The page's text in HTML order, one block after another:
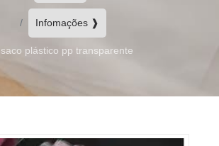
Infomações ❱
saco plástico pp transparente